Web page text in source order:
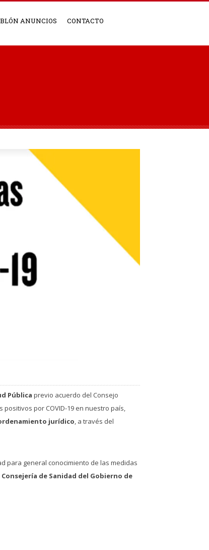
ANUNCIOS CONTACTO
Pública previo acuerdo del Consejo
por COVID-19 en nuestro país,
jurídico, a través del
para general conocimiento de las medidas
de Sanidad del Gobierno de